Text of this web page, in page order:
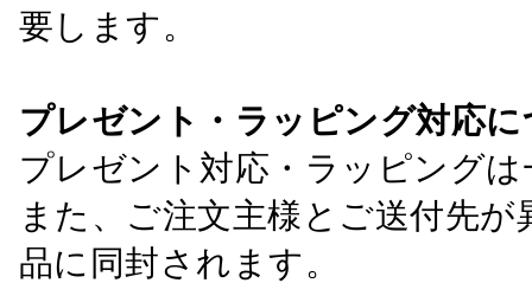
要します。
プレゼント・ラッピング対応
プレゼント対応・ラッピング
また、ご注文主様とご送付先
品に同封されます。